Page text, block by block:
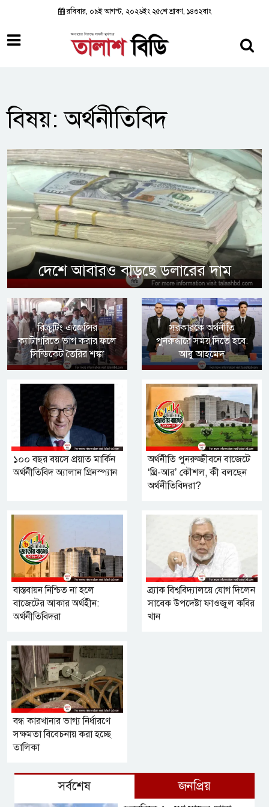
রবিবার, ০৯ই আগস্ট, ২০২৬ইং ২৫শে শ্রাবণ, ১৪৩২বাং
বিষয়: অর্থনীতিবিদ
দেশে আবারও বাড়ছে ডলারের দাম
রিক্রুটিং এজেন্সির
ক্যাটাগরিতে ভাগ করার ফলে
সিন্ডিকেট তৈরির শঙ্কা
সরকারকে অর্থনীতি
পুনরুদ্ধারে সময় দিতে হবে:
আবু আহমেদ
১০০ বছর বয়সে প্রয়াত মার্কিন
অর্থনীতিবিদ অ্যালান গ্রিনস্প্যান
অর্থনীতি পুনরুজ্জীবনে বাজেটে
‘থ্রি-আর’ কৌশল, কী বলছেন
অর্থনীতিবিদরা?
বাস্তবায়ন নিশ্চিত না হলে
বাজেটের আকার অর্থহীন:
অর্থনীতিবিদরা
ব্র্যাক বিশ্ববিদ্যালয়ে যোগ দিলেন
সাবেক উপদেষ্টা ফাওজুল কবির
খান
বন্ধ কারখানার ভাগ্য নির্ধারণে
সক্ষমতা বিবেচনায় করা হচ্ছে
তালিকা
সর্বশেষ জনপ্রিয়